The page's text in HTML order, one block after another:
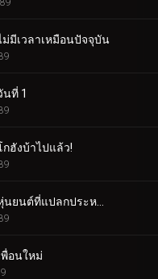
ม่มีเวลาเหมือนปัจจุบัน
นที่ 1
กฮังบ้าไปแล้ว!
พื่อนใหม่